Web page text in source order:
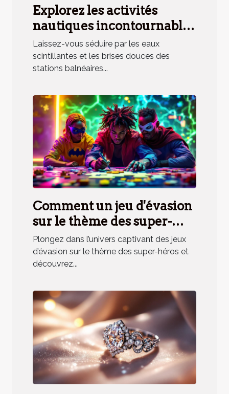
Explorez les activités
nautiques incontournables
en station balnéaire
méridionale
Laissez-vous séduire par les eaux
scintillantes et les brises douces des
stations balnéaires...
Comment un jeu d'évasion
sur le thème des super-
héros renforce la cohésion
d'équipe ?
Plongez dans l’univers captivant des jeux
d’évasion sur le thème des super-héros et
découvrez...